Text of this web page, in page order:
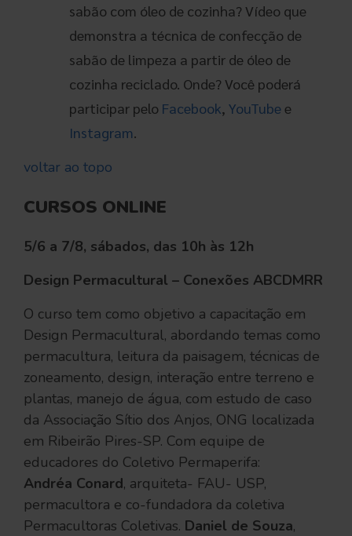
sabão com óleo de cozinha? Vídeo que
demonstra a técnica de confecção de
sabão de limpeza a partir de óleo de
cozinha reciclado. Onde? Você poderá
participar pelo Facebook, YouTube e
Instagram.
voltar ao topo
CURSOS ONLINE
5/6 a 7/8, sábados, das 10h às 12h
Design Permacultural – Conexões ABCDMRR
O curso tem como objetivo a capacitação em
Design Permacultural, abordando temas como
permacultura, leitura da paisagem, técnicas de
zoneamento, design, interação entre terreno e
plantas, manejo de água, com estudo de caso
da Associação Sítio dos Anjos, ONG localizada
em Ribeirão Pires-SP. Com equipe de
educadores do Coletivo Permaperifa:
Andréa Conard, arquiteta- FAU- USP,
permacultora e co-fundadora da coletiva
Permacultoras Coletivas. Daniel de Souza,